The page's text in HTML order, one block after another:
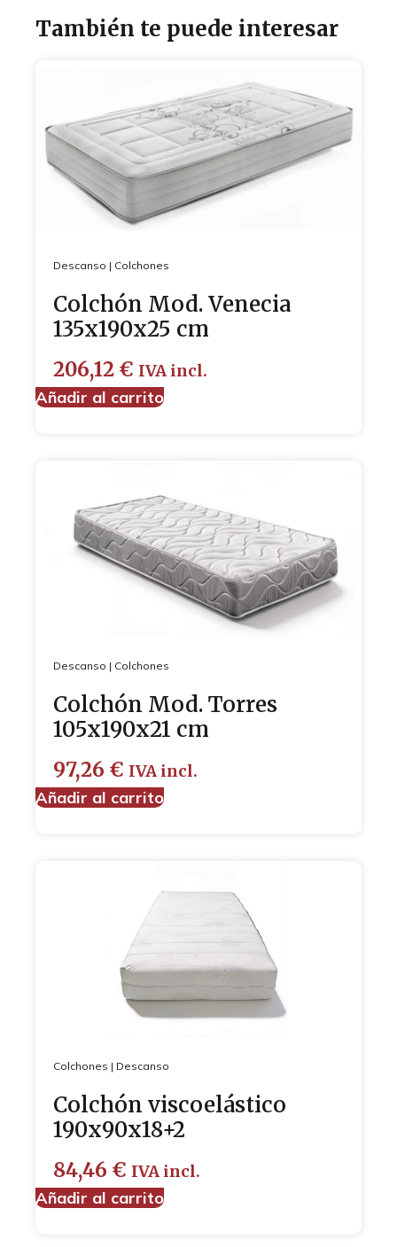
También te puede interesar
Descanso | Colchones
Colchón Mod. Venecia
135x190x25 cm
206,12 € IVA incl.
Añadir al carrito
Descanso | Colchones
Colchón Mod. Torres
105x190x21 cm
97,26 € IVA incl.
Añadir al carrito
Colchones | Descanso
Colchón viscoelástico
190x90x18+2
84,46 € IVA incl.
Añadir al carrito